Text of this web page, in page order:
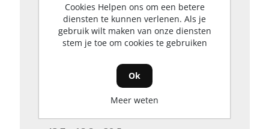
750 W
Cookies Helpen ons om een betere
diensten te kunnen verlenen. Als je
gebruik wilt maken van onze diensten
stem je toe om cookies te gebruiken
Ok
Meer weten